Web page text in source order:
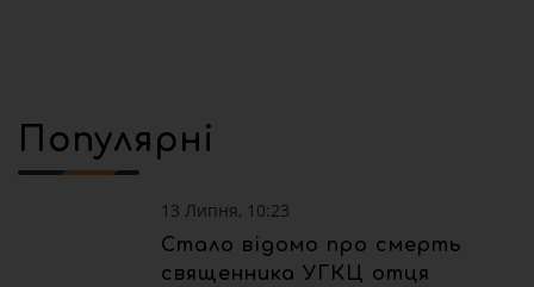
Популярні
13 Липня, 10:23
Стало відомо про смерть
священника УГКЦ отця